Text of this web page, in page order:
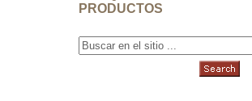
PRODUCTOS